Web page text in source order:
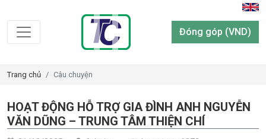
Đóng góp (VND)
Trang chủ Câu chuyện
HOẠT ĐỘNG HỖ TRỢ GIA ĐÌNH ANH NGUYỄN
VĂN DŨNG – TRUNG TÂM THIỆN CHÍ